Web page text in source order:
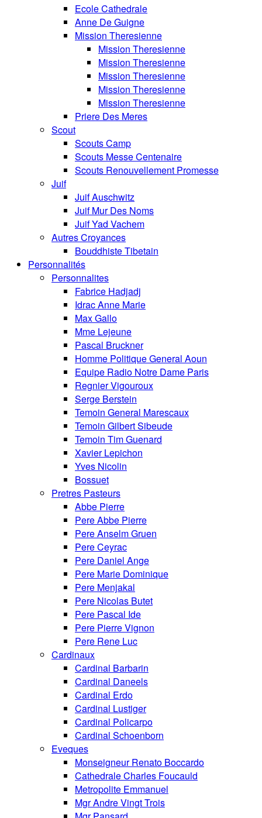
Ecole Cathedrale
Anne De Guigne
Mission Theresienne
Mission Theresienne
Mission Theresienne
Mission Theresienne
Mission Theresienne
Mission Theresienne
Priere Des Meres
Scout
Scouts Camp
Scouts Messe Centenaire
Scouts Renouvellement Promesse
Juif
Juif Auschwitz
Juif Mur Des Noms
Juif Yad Vachem
Autres Croyances
Bouddhiste Tibetain
Personnalités
Personnalites
Fabrice Hadjadj
Idrac Anne Marie
Max Gallo
Mme Lejeune
Pascal Bruckner
Homme Politique General Aoun
Equipe Radio Notre Dame Paris
Regnier Vigouroux
Serge Berstein
Temoin General Marescaux
Temoin Gilbert Sibeude
Temoin Tim Guenard
Xavier Lepichon
Yves Nicolin
Bossuet
Pretres Pasteurs
Abbe Pierre
Pere Abbe Pierre
Pere Anselm Gruen
Pere Ceyrac
Pere Daniel Ange
Pere Marie Dominique
Pere Menjakal
Pere Nicolas Butet
Pere Pascal Ide
Pere Pierre Vignon
Pere Rene Luc
Cardinaux
Cardinal Barbarin
Cardinal Daneels
Cardinal Erdo
Cardinal Lustiger
Cardinal Policarpo
Cardinal Schoenborn
Eveques
Monseigneur Renato Boccardo
Cathedrale Charles Foucauld
Metropolite Emmanuel
Mgr Andre Vingt Trois